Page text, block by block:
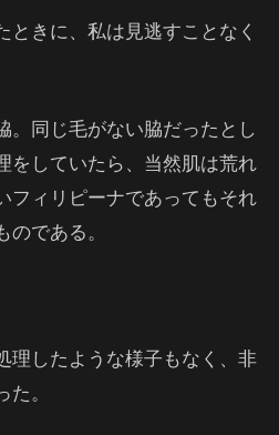
ときに、私は見逃すことなく
。同じ毛がない脇だったとし
をしていたら、当然肌は荒れ
フィリピーナであってもそれ
である。
理したような様子もなく、非
。